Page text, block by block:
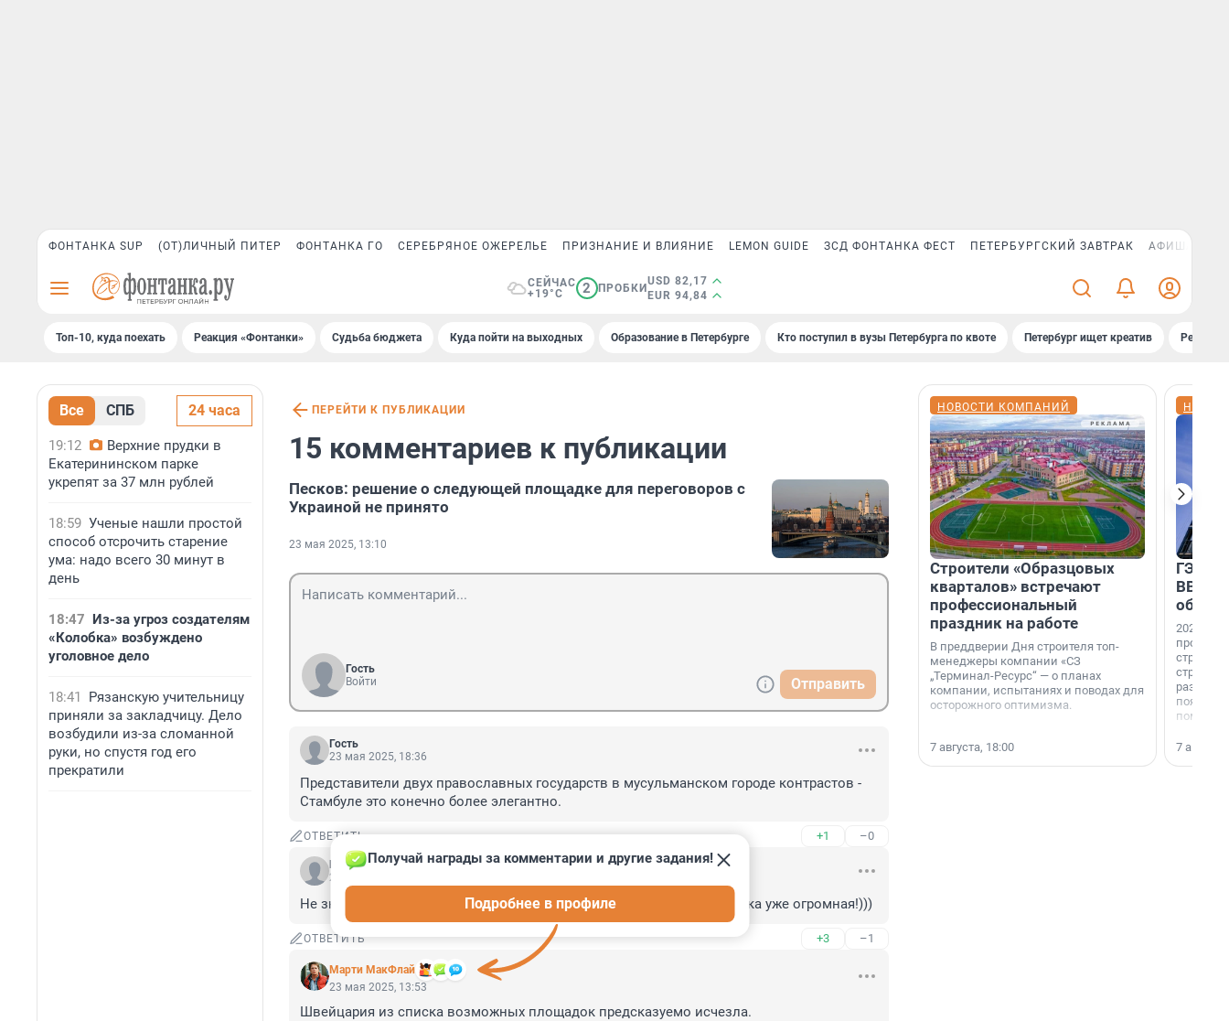
ФОНТАНКА SUP (ОТ)ЛИЧНЫЙ ПИТЕР ФОНТАНКА ГО СЕРЕБРЯНОЕ ОЖЕРЕЛЬЕ ПРИЗНАНИЕ И ВЛИЯНИЕ LEMON GUIDE ЗСД ФОНТАНКА ФЕСТ ПЕТЕРБУРГСКИЙ ЗАВТРАК АФИША PLUS
СЕЙЧАС
+19°C
2 ПРОБКИ
USD 82,17
EUR 94,84
Топ-10, куда поехать Реакция «Фонтанки» Судьба бюджета Куда пойти на выходных Образование в Петербурге Кто поступил в вузы Петербурга по квоте Петербург ищет креатив
Все СПБ 24 часа
19:12
Верхние прудки в
Екатерининском парке
укрепят за 37 млн рублей
18:59 Ученые нашли простой
способ отсрочить старение
ума: надо всего 30 минут в
день
18:47 Из-за угроз создателям
«Колобка» возбуждено
уголовное дело
18:41
Рязанскую учительницу
приняли за закладчицу. Дело
возбудили из-за сломанной
руки, но спустя год его
прекратили
ПЕРЕЙТИ К ПУБЛИКАЦИИ
15 комментариев к публикации
Песков: решение о следующей площадке для переговоров с
Украиной не принято
23 мая 2025, 13:10
Гость
Войти
Отправить
Гость
23 мая 2025, 18:36
Представители двух православных государств в мусульманском городе контрастов -
Стамбуле это конечно более элегантно.
ОТВЕТИТЬ +1 –0
Гость
23 мая 2025, 13:53
Не знаю где будет проходить, но очередь на кандидатуру переводчика уже огромная!)))
ОТВЕТИТЬ +3 –1
Марти МакФлай
Получай награды за комментарии и другие задания!
Подробнее в профиле
23 мая 2025, 13:53
Швейцария из списка возможных площадок предсказуемо исчезла.
НОВОСТИ КОМПАНИЙ
Строители «Образцовых
кварталов» встречают
профессиональный
праздник на работе
В преддверии Дня строителя топ-
менеджеры компании «СЗ
„Терминал-Ресурс“ — о планах
компании, испытаниях и поводах для
осторожного оптимизма.
7 августа, 18:00
ГЭС,
ВВП: в
об
2026-й —
раз. В
7